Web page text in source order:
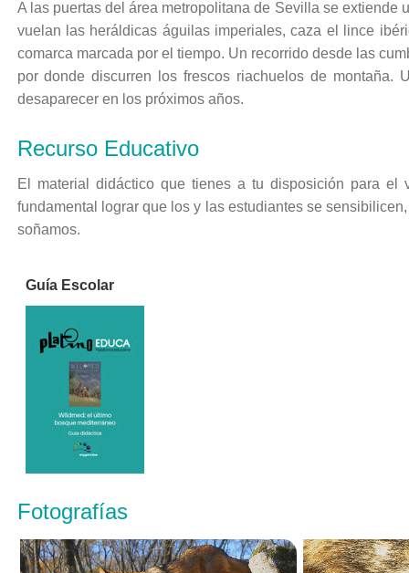
A las puertas del área metropolitana de Sevilla se
vuelan las heráldicas águilas imperiales, caza el lince
comarca marcada por el tiempo. Un recorrido desde las
por donde discurren los frescos riachuelos de
desaparecer en los próximos años.
Recurso Educativo
El material didáctico que tienes a tu disposición para
fundamental lograr que los y las estudiantes se
soñamos.
Guía Escolar
Fotografías